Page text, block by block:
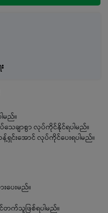
မည်။
ချာစွာ လုပ်ကိုင်နိုင်ရပါမည်။
န့်ရှင်းအောင် လုပ်ကိုင်ပေးရပါမည်။
ပေးမည်။
က်သူဖြစ်ရပါမည်။